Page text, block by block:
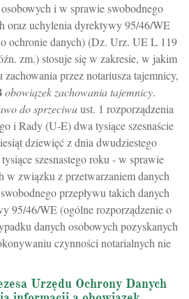
i w sprawie swobodnego
oraz uchylenia dyrektywy 95/46/WE
ochronie danych) (Dz. Urz. UE L 119
zm.) stosuje się w zakresie, w jakim
przez notariusza tajemnicy,
obowiązek zachowania tajemnicy.
do sprzeciwuust. 1 rozporządzenia
i Rady (U-E) dwa tysiące szesnaście
dziewięć z dnia dwudziestego
szesnastego roku - w sprawie
w związku z przetwarzaniem danych
przepływu takich danych
95/46/WE (ogólne rozporządzenie o
danych osobowych pozyskanych
czynności notarialnych nie
Urzędu Ochrony Danych